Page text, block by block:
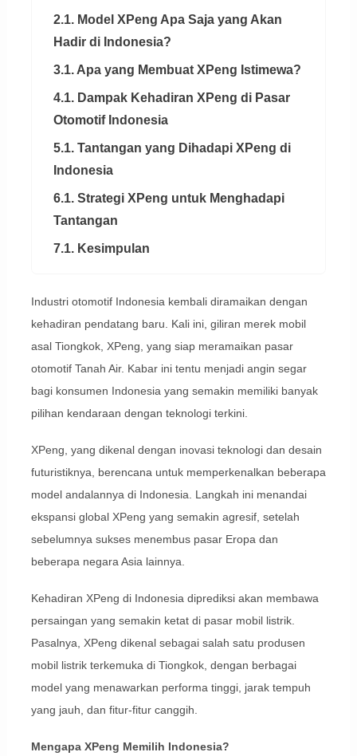
2.1. Model XPeng Apa Saja yang Akan
Hadir di Indonesia?
3.1. Apa yang Membuat XPeng Istimewa?
4.1. Dampak Kehadiran XPeng di Pasar
Otomotif Indonesia
5.1. Tantangan yang Dihadapi XPeng di
Indonesia
6.1. Strategi XPeng untuk Menghadapi
Tantangan
7.1. Kesimpulan
Industri otomotif Indonesia kembali diramaikan dengan
kehadiran pendatang baru. Kali ini, giliran merek mobil
asal Tiongkok, XPeng, yang siap meramaikan pasar
otomotif Tanah Air. Kabar ini tentu menjadi angin segar
bagi konsumen Indonesia yang semakin memiliki banyak
pilihan kendaraan dengan teknologi terkini.
XPeng, yang dikenal dengan inovasi teknologi dan desain
futuristiknya, berencana untuk memperkenalkan beberapa
model andalannya di Indonesia. Langkah ini menandai
ekspansi global XPeng yang semakin agresif, setelah
sebelumnya sukses menembus pasar Eropa dan
beberapa negara Asia lainnya.
Kehadiran XPeng di Indonesia diprediksi akan membawa
persaingan yang semakin ketat di pasar mobil listrik.
Pasalnya, XPeng dikenal sebagai salah satu produsen
mobil listrik terkemuka di Tiongkok, dengan berbagai
model yang menawarkan performa tinggi, jarak tempuh
yang jauh, dan fitur-fitur canggih.
Mengapa XPeng Memilih Indonesia?